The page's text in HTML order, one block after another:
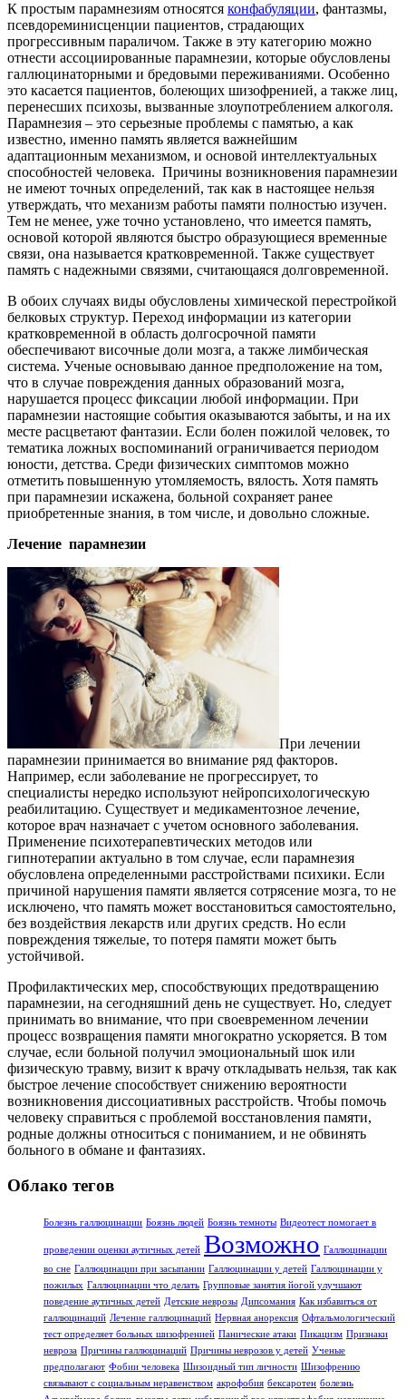
К простым парамнезиям относятся конфабуляции, фантазмы,
псевдореминисценции пациентов, страдающих
прогрессивным параличом. Также в эту категорию можно
отнести ассоциированные парамнезии, которые обусловлены
галлюцинаторными и бредовыми переживаниями. Особенно
это касается пациентов, болеющих шизофренией, а также лиц,
перенесших психозы, вызванные злоупотреблением алкоголя.
Парамнезия – это серьезные проблемы с памятью, а как
известно, именно память является важнейшим
адаптационным механизмом, и основой интеллектуальных
способностей человека. Причины возникновения парамнезии
не имеют точных определений, так как в настоящее нельзя
утверждать, что механизм работы памяти полностью изучен.
Тем не менее, уже точно установлено, что имеется память,
основой которой являются быстро образующиеся временные
связи, она называется кратковременной. Также существует
память с надежными связями, считающаяся долговременной.
В обоих случаях виды обусловлены химической перестройкой
белковых структур. Переход информации из категории
кратковременной в область долгосрочной памяти
обеспечивают височные доли мозга, а также лимбическая
система. Ученые основываю данное предположение на том,
что в случае повреждения данных образований мозга,
нарушается процесс фиксации любой информации. При
парамнезии настоящие события оказываются забыты, и на их
месте расцветают фантазии. Если болен пожилой человек, то
тематика ложных воспоминаний ограничивается периодом
юности, детства. Среди физических симптомов можно
отметить повышенную утомляемость, вялость. Хотя память
при парамнезии искажена, больной сохраняет ранее
приобретенные знания, в том числе, и довольно сложные.
Лечение парамнезии
При лечении
парамнезии принимается во внимание ряд факторов.
Например, если заболевание не прогрессирует, то
специалисты нередко используют нейропсихологическую
реабилитацию. Существует и медикаментозное лечение,
которое врач назначает с учетом основного заболевания.
Применение психотерапевтических методов или
гипнотерапии актуально в том случае, если парамнезия
обусловлена определенными расстройствами психики. Если
причиной нарушения памяти является сотрясение мозга, то не
исключено, что память может восстановиться самостоятельно,
без воздействия лекарств или других средств. Но если
повреждения тяжелые, то потеря памяти может быть
устойчивой.
Профилактических мер, способствующих предотвращению
парамнезии, на сегодняшний день не существует. Но, следует
принимать во внимание, что при своевременном лечении
процесс возвращения памяти многократно ускоряется. В том
случае, если больной получил эмоциональный шок или
физическую травму, визит к врачу откладывать нельзя, так как
быстрое лечение способствует снижению вероятности
возникновения диссоциативных расстройств. Чтобы помочь
человеку справиться с проблемой восстановления памяти,
родные должны относиться с пониманием, и не обвинять
больного в обмане и фантазиях.
Облако тегов
Болезнь галлюцинации Боязнь людей Боязнь темноты Видеотест помогает в
проведении оценки аутичных детей Возможно Галлюцинации
во сне Галлюцинации при засыпании Галлюцинации у детей Галлюцинации у
пожилых Галлюцинации что делать Групповые занятия йогой улучшают
поведение аутичных детей Детские неврозы Дипсомания Как избавиться от
галлюцинаций Лечение галлюцинаций Нервная анорексия Офтальмологический
тест определяет больных шизофренией Панические атаки Пикацизм Признаки
невроза Причины галлюцинаций Причины неврозов у детей Ученые
предполагают Фобии человека Шизоидный тип личности Шизофрению
связывают с социальным неравенством акрофобия бексаротен болезнь